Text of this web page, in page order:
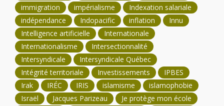
immigration
impérialisme
Indexation salariale
indépendance
Indopacific inflation
Innu
Intelligence artificielle
Internationale
Internationalisme
Intersectionnalité
Intersyndicale
Intersyndicale Québec
Intégrité territoriale
Investissements
IPBES
Irak
IRÉC IRIS islamisme
islamophobie
Israël
Jacques Parizeau
Je protège mon école